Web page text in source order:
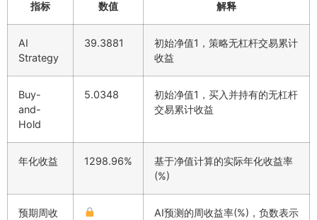
指标 数值 解释
AI
Strategy
39.3881
初始净值1，策略无杠杆交易累计
收益
Buy-
and-
Hold
5.0348
初始净值1，买入并持有的无杠杆
交易累计收益
年化收益 1298.96%
基于净值计算的实际年化收益率
(%)
预期周收
AI预测的周收益率(%)，负数表示